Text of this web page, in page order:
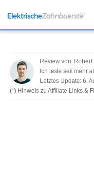
Inhalt
springen
Review von: Robert
Ich teste seit mehr
Letztes Update: 6.
(*) Hinweis zu Affiliate Links &